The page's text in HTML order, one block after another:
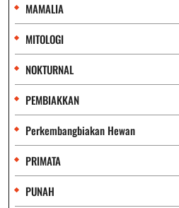
MAMALIA
MITOLOGI
NOKTURNAL
PEMBIAKKAN
Perkembangbiakan Hewan
PRIMATA
PUNAH